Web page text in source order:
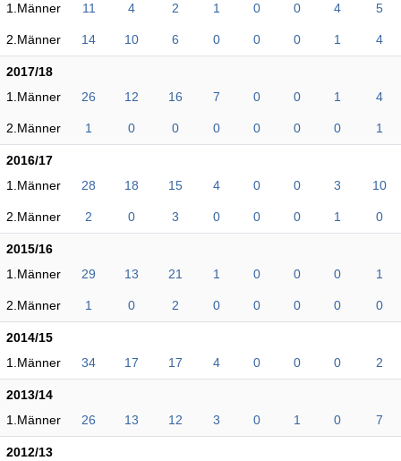
1.Männer
11 4 2 1 0 0 4 5
2.Männer 14 10 6 0 0 0 1 4
2017/18
1.Männer
26 12 16 7 0 0 1 4
2.Männer 1 0 0 0 0 0 0 1
2016/17
1.Männer
28 18 15 4 0 0 3 10
2.Männer 2 0 3 0 0 0 1 0
2015/16
1.Männer
29 13 21 1 0 0 0 1
2.Männer 1 0 2 0 0 0 0 0
2014/15
1.Männer
34 17 17 4 0 0 0 2
2013/14
1.Männer
26 13 12 3 0 1 0 7
2012/13